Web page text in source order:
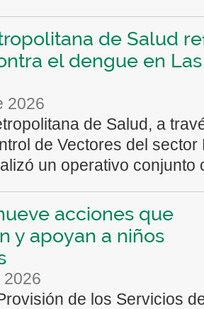
de Salud
el dengue en Las
2026
de Salud, a
de Vectores del sector
un operativo conjunto
acciones que
y apoyan a niños
2026
de los Servicios